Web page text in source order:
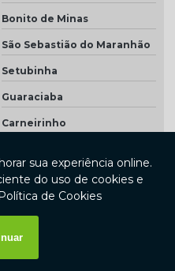
Bonito de Minas
São Sebastião do Maranhão
Setubinha
Guaraciaba
Carneirinho
Buenópolis
Piranguinho